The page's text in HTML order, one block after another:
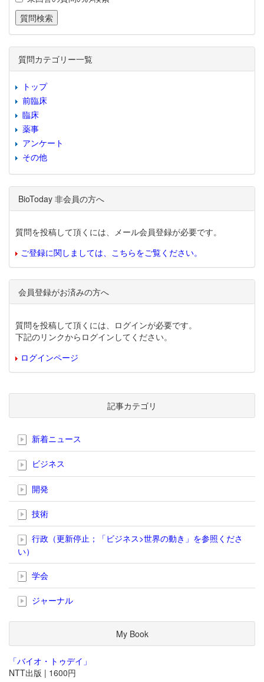
質問カテゴリー一覧
トップ
前臨床
臨床
薬事
アンケート
その他
BioToday 非会員の方へ
質問を投稿して頂くには、メール会員登録が必要です。
ご登録に関しましては、こちらをご覧ください。
会員登録がお済みの方へ
質問を投稿して頂くには、ログインが必要です。
下記のリンクからログインしてください。
ログインページ
記事カテゴリ
新着ニュース
ビジネス
開発
技術
行政（更新停止；「ビジネス>世界の動き」を参照くださ
い）
学会
ジャーナル
My Book
「バイオ・トゥデイ」
NTT出版 | 1600円